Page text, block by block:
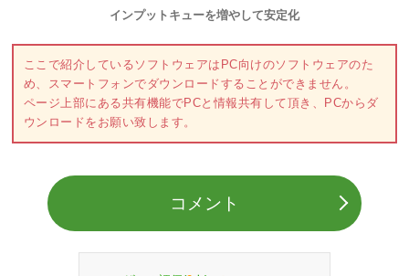
インプットキューを増やして安定化
ここで紹介しているソフトウェアはPC向けのソフトウェアのた
め、スマートフォンでダウンロードすることができません。
ページ上部にある共有機能でPCと情報共有して頂き、PCからダ
ウンロードをお願い致します。
コメント